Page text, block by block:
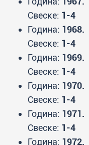
Свеске: 1-4
Година: 1968.
Свеске: 1-4
Година: 1969.
Свеске: 1-4
Година: 1970.
Свеске: 1-4
Година: 1971.
Свеске: 1-4
Година: 1972.